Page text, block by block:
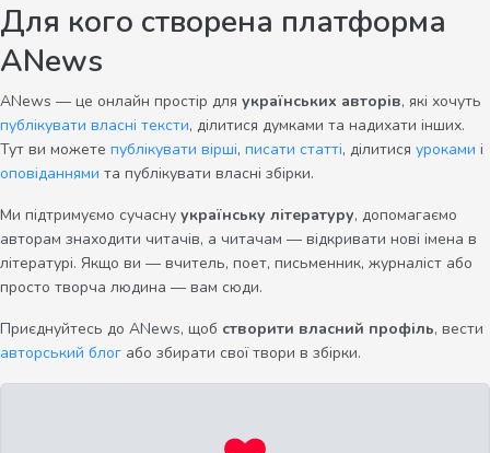
Для кого створена платформа
ANews
ANews — це онлайн простір для українських авторів, які хочуть
публікувати власні тексти, ділитися думками та надихати інших.
Тут ви можете публікувати вірші, писати статті, ділитися уроками і
оповіданнями та публікувати власні збірки.
Ми підтримуємо сучасну українську літературу, допомагаємо
авторам знаходити читачів, а читачам — відкривати нові імена в
літературі. Якщо ви — вчитель, поет, письменник, журналіст або
просто творча людина — вам сюди.
Приєднуйтесь до ANews, щоб створити власний профіль, вести
авторський блог або збирати свої твори в збірки.